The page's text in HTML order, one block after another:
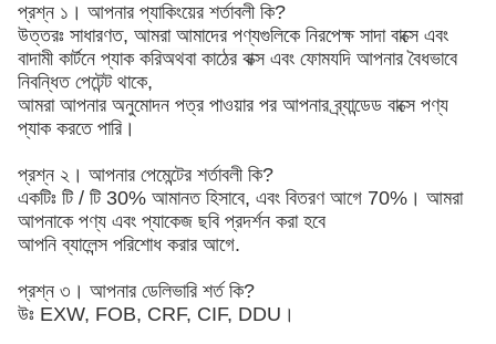
প্রশ্ন ১। আপনার প্যাকিংয়ের শর্তাবলী কি?
উত্তরঃ সাধারণত, আমরা আমাদের পণ্যগুলিকে নিরপেক্ষ সাদা বাক্সে এবং
বাদামী কার্টনে প্যাক করিঅথবা কাঠের বাক্স এবং ফোমযদি আপনার বৈধভাবে
নিবন্ধিত পেটেন্ট থাকে,
আমরা আপনার অনুমোদন পত্র পাওয়ার পর আপনার ব্র্যান্ডেড বাক্সে পণ্য
প্যাক করতে পারি।
প্রশ্ন ২। আপনার পেমেন্টের শর্তাবলী কি?
একটিঃ টি / টি 30% আমানত হিসাবে, এবং বিতরণ আগে 70%। আমরা
আপনাকে পণ্য এবং প্যাকেজ ছবি প্রদর্শন করা হবে
আপনি ব্যালেন্স পরিশোধ করার আগে.
প্রশ্ন ৩। আপনার ডেলিভারি শর্ত কি?
উঃ EXW, FOB, CRF, CIF, DDU।